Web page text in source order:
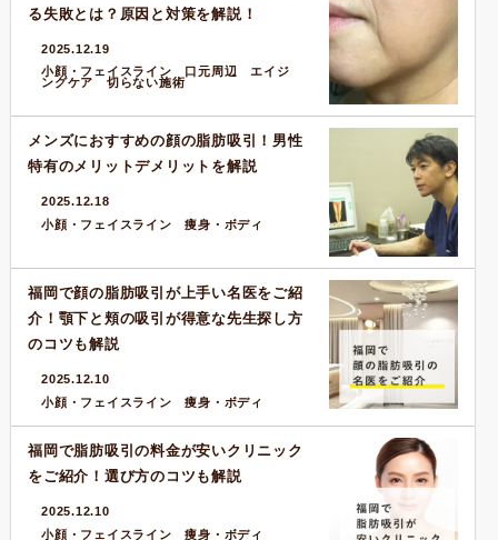
る失敗とは？原因と対策を解説！
2025.12.19
小顔・フェイスライン 口元周辺 エイジ
ングケア 切らない施術
メンズにおすすめの顔の脂肪吸引！男性
特有のメリットデメリットを解説
2025.12.18
小顔・フェイスライン 痩身・ボディ
福岡で顔の脂肪吸引が上手い名医をご紹
介！顎下と頬の吸引が得意な先生探し方
のコツも解説
2025.12.10
小顔・フェイスライン 痩身・ボディ
福岡で脂肪吸引の料金が安いクリニック
をご紹介！選び方のコツも解説
2025.12.10
小顔・フェイスライン 痩身・ボディ